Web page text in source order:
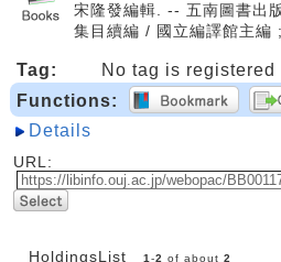
宋隆發編輯. -- 五南圖書出
集目續編 / 國立編譯館主
Tag:
No tag is registered
Functions:
Details
URL:
HoldingsList 1 -2 of about 2